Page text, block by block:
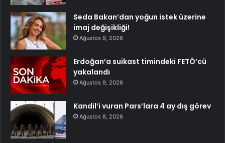
Seda Bakan’dan yoğun istek üzerine
imaj değişikliği!
Ağustos 9, 2026
Erdoğan’a suikast timindeki FETÖ’cü
yakalandı
Ağustos 9, 2026
Kandil’i vuran Pars’lara 4 ay dış görev
Ağustos 8, 2026